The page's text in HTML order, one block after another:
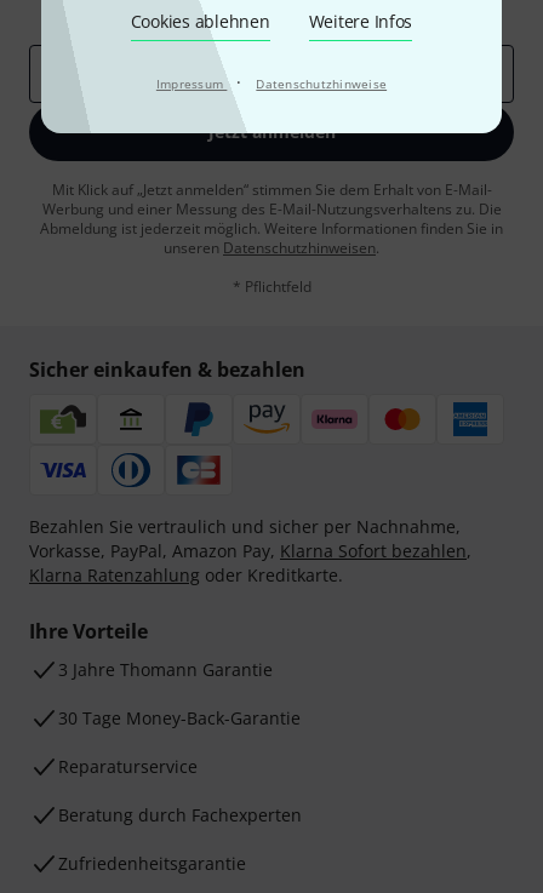
Cookies ablehnen Weitere Infos
Impressum · Datenschutzhinweise
Inspirierende Beiträge
Deals Thomann Insights
Jetzt anmelden
Mit Klick auf „Jetzt anmelden“ stimmen Sie dem Erhalt von E-Mail-
Werbung und einer Messung des E-Mail-Nutzungsverhaltens zu. Die
Abmeldung ist jederzeit möglich. Weitere Informationen finden Sie in
unseren Datenschutzhinweisen.
* Pflichtfeld
Sicher einkaufen & bezahlen
Bezahlen Sie vertraulich und sicher per Nachnahme,
Vorkasse, PayPal, Amazon Pay, Klarna Sofort bezahlen,
Klarna Ratenzahlung oder Kreditkarte.
Ihre Vorteile
3 Jahre Thomann Garantie
30 Tage Money-Back-Garantie
Reparaturservice
Beratung durch Fachexperten
Zufriedenheitsgarantie